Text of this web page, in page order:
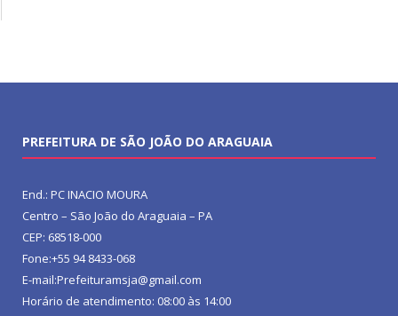
PREFEITURA DE SÃO JOÃO DO ARAGUAIA
End.: PC INACIO MOURA
Centro – São João do Araguaia – PA
CEP: 68518-000
Fone:+55 94 8433-068
E-mail:Prefeituramsja@gmail.com
Horário de atendimento: 08:00 às 14:00